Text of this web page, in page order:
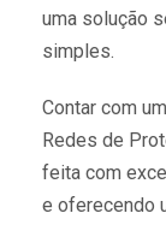
uma solução
simples.
Contar com
Redes de
feita com
e oferecendo